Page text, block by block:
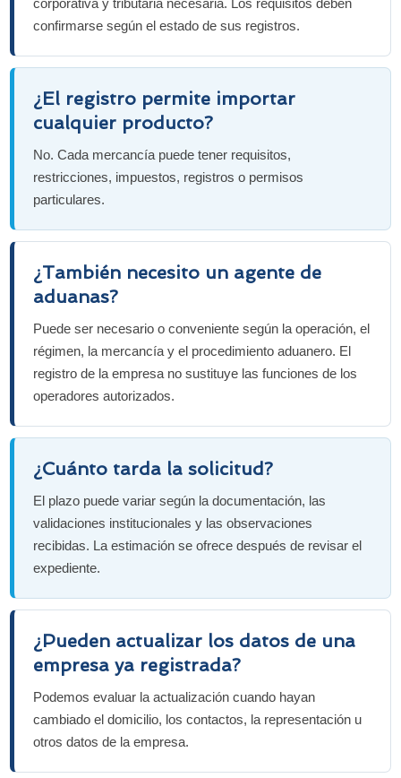
confirmarse según el estado de sus registros.
¿El registro permite importar
cualquier producto?
No. Cada mercancía puede tener requisitos,
restricciones, impuestos, registros o permisos
particulares.
¿También necesito un agente de
aduanas?
Puede ser necesario o conveniente según la operación, el
régimen, la mercancía y el procedimiento aduanero. El
registro de la empresa no sustituye las funciones de los
operadores autorizados.
¿Cuánto tarda la solicitud?
El plazo puede variar según la documentación, las
validaciones institucionales y las observaciones
recibidas. La estimación se ofrece después de revisar el
expediente.
¿Pueden actualizar los datos de una
empresa ya registrada?
Podemos evaluar la actualización cuando hayan
cambiado el domicilio, los contactos, la representación u
otros datos de la empresa.